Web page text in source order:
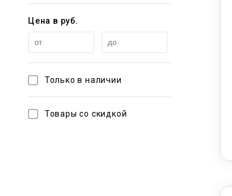
Цена в руб.
Только в наличии
Товары со скидкой